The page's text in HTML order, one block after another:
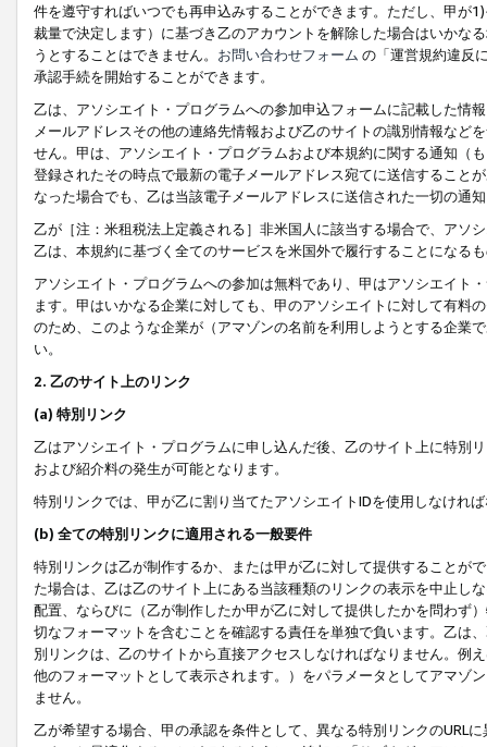
件を遵守すればいつでも再申込みすることができます。ただし、甲が
裁量で決定します）に基づき乙のアカウントを解除した場合はいかな
うとすることはできません。 お問い合わせフォーム の「運営規約違反
承認手続を開始することができます。
乙は、アソシエイト・プログラムへの参加申込フォームに記載した情
メールアドレスその他の連絡先情報および乙のサイトの識別情報など
せん。甲は、アソシエイト・プログラムおよび本規約に関する通知（
登録されたその時点で最新の電子メールアドレス宛てに送信すること
なった場合でも、乙は当該電子メールアドレスに送信された一切の通
乙が［注：米租税法上定義される］非米国人に該当する場合で、アソ
乙は、本規約に基づく全てのサービスを米国外で履行することになる
アソシエイト・プログラムへの参加は無料であり、甲はアソシエイト
ます。甲はいかなる企業に対しても、甲のアソシエイトに対して有料
のため、このような企業が（アマゾンの名前を利用しようとする企業
い。
2. 乙のサイト上のリンク
(a) 特別リンク
乙はアソシエイト・プログラムに申し込んだ後、乙のサイト上に特別
および紹介料の発生が可能となります。
特別リンクでは、甲が乙に割り当てたアソシエイトIDを使用しなけれ
(b) 全ての特別リンクに適用される一般要件
特別リンクは乙が制作するか、または甲が乙に対して提供することが
た場合は、乙は乙のサイト上にある当該種類のリンクの表示を中止し
配置、ならびに（乙が制作したか甲が乙に対して提供したかを問わず
切なフォーマットを含むことを確認する責任を単独で負います。乙は
別リンクは、乙のサイトから直接アクセスしなければなりません。例
他のフォーマットとして表示されます。）をパラメータとしてアマゾ
ません。
乙が希望する場合、甲の承認を条件として、異なる特別リンクのURL